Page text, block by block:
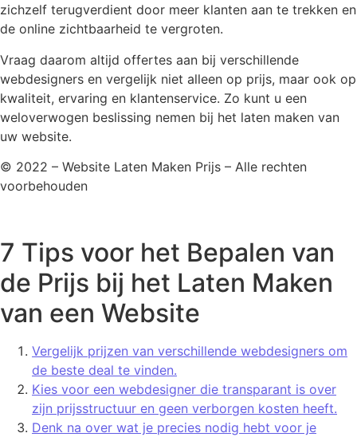
zichzelf terugverdient door meer klanten aan te trekken en
de online zichtbaarheid te vergroten.
Vraag daarom altijd offertes aan bij verschillende
webdesigners en vergelijk niet alleen op prijs, maar ook op
kwaliteit, ervaring en klantenservice. Zo kunt u een
weloverwogen beslissing nemen bij het laten maken van
uw website.
© 2022 – Website Laten Maken Prijs – Alle rechten
voorbehouden
7 Tips voor het Bepalen van
de Prijs bij het Laten Maken
van een Website
Vergelijk prijzen van verschillende webdesigners om
de beste deal te vinden.
Kies voor een webdesigner die transparant is over
zijn prijsstructuur en geen verborgen kosten heeft.
Denk na over wat je precies nodig hebt voor je